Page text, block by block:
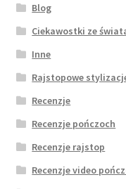
Blog
Ciekawostki ze
Inne
Rajstopowe
Recenzje
Recenzje pończoch
Recenzje rajstop
Recenzje video